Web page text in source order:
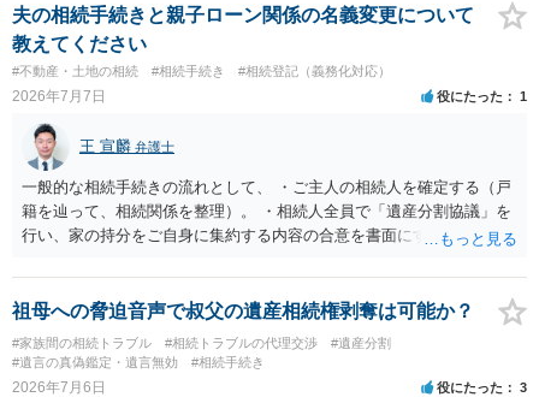
スクが一応あるからです。 ただし、実際には、自宅内にめぼしい財産
がなく、滞納賃料が増え続けるのを止めるため、 解約をして鍵を返却
してしまうというケースもそれなりにあります。 また、お母様の通帳
や印鑑などは現に保管されているのであれば、 そのまま保管されてお
いた方が良いかと思います。 相続人全員が相続放棄された場合には、
相続財産清算人が選任される場合があり、 その場合には当該清算人に
引き継いでいただくことになります。 ちなみに前提として、お母様の
お姉さんがご存命である以上、 その子（甥、姪）にはそもそも相続権
は発生しないので、甥姪の方々は相続放棄は不要になると考えられま
す。 明確にお答えができずに申し訳ありませんが、以上ご参考にして
夫の相続手続きと親子ローン関係の名義変更について
教えてください
#不動産・土地の相続 #相続手続き #相続登記（義務化対応）
2026年7月7日 役にたった 1
王 宣麟 弁護士
一般的な相続手続きの流れとして、 ・ご主人の相続人を確定する（戸
籍を辿って、相続関係を整理）。 ・相続人全員で「遺産分割協議」を
行い、家の持分をご自身に集約する内容の合意を書面にする。 ・その
ンと抵当権の名義について、金融機関と協議し、可能ならあなた名義
に切り替える（団信の見直しなども含めて）。 ・ただし、親子ローン
で義母も共有名義に入っている場合、通常は、義母の持分や義母のロ
ーン部分を動かすには、義母本人の同意・協議が不可欠です。 ここが
今回の「義母と連絡が取れない」状況での大きなネックになります。
祖母への脅迫音声で叔父の遺産相続権剥奪は可能か？
#家族間の相続トラブル #相続トラブルの代理交渉
#遺産分割
#遺言の真偽鑑定・遺言無効
#相続手続き
2026年7月6日 役にたった 3